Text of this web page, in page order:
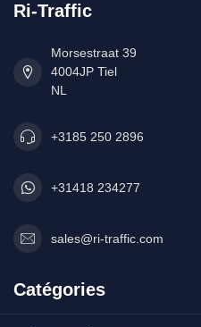
Ri-Traffic
Morsestraat 39
4004JP Tiel
NL
+3185 250 2896
+31418 234277
sales@ri-traffic.com
Catégories